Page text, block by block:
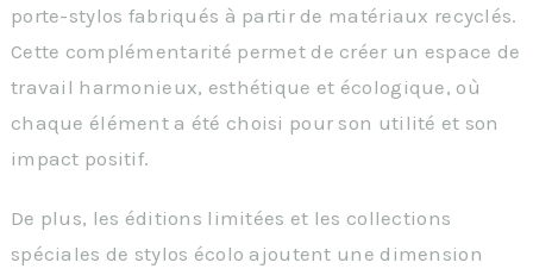
porte-stylos fabriqués à partir de matériaux recyclés.
Cette complémentarité permet de créer un espace de
travail harmonieux, esthétique et écologique, où
chaque élément a été choisi pour son utilité et son
impact positif.
De plus, les éditions limitées et les collections
spéciales de stylos écolo ajoutent une dimension